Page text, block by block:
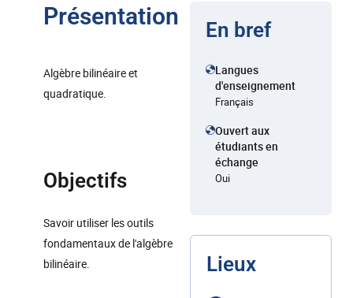
Présentation
Algèbre bilinéaire et
quadratique.
Objectifs
Savoir utiliser les outils
fondamentaux de l'algèbre
bilinéaire.
En bref
Langues
d'enseignement
Français
Ouvert aux
étudiants en
échange
Oui
Lieux